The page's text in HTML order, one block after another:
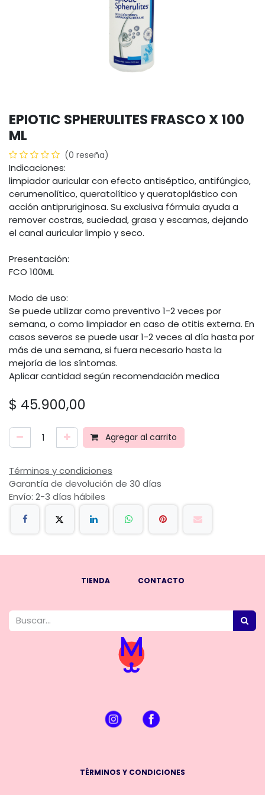
EPIOTIC SPHERULITES FRASCO X 100
ML
(0 reseña)
Indicaciones:
limpiador auricular con efecto antiséptico, antifúngico,
cerumenolítico, queratolítico y queratoplástico con
acción antipruriginosa. Su exclusiva fórmula ayuda a
remover costras, suciedad, grasa y escamas, dejando
el canal auricular limpio y seco.
Presentación:
FCO 100ML
Modo de uso:
Se puede utilizar como preventivo 1-2 veces por
semana, o como limpiador en caso de otitis externa. En
casos severos se puede usar 1-2 veces al día hasta por
más de una semana, si fuera necesario hasta la
mejoría de los síntomas.
Aplicar cantidad según recomendación medica
$ 45.900,00
Agregar al carrito
Términos y condiciones
Garantía de devolución de 30 días
Envío: 2-3 días hábiles
TIENDA CONTACTO
TÉRMINOS Y CONDICIONES